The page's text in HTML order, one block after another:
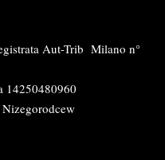
Aut-Trib Milano n°
14250480960